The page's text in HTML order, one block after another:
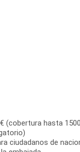
(cobertura hasta
ciudadanos de